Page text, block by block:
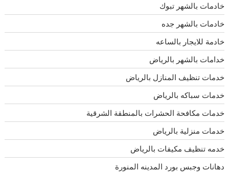
خادمات بالشهر تبوك
خادمات بالشهر جده
خادمة للايجار بالساعه
خدامات بالشهر بالرياض
خدمات تنظيف المنازل بالرياض
خدمات سباكه بالرياض
خدمات مكافحة الحشرات بالمنطقة الشرقية
خدمات منزلية بالرياض
خدمه تنظيف مكيفات بالرياض
دهانات وجبس بورد المدينه المنورة